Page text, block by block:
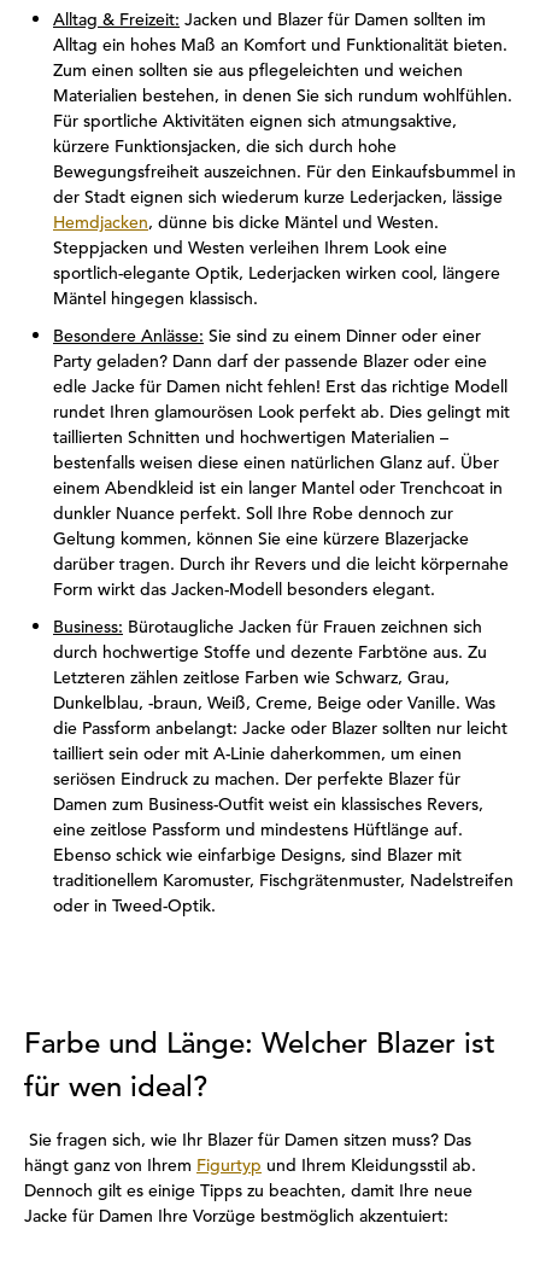
Alltag & Freizeit: Jacken und Blazer für Damen sollten im
Alltag ein hohes Maß an Komfort und Funktionalität bieten.
Zum einen sollten sie aus pflegeleichten und weichen
Materialien bestehen, in denen Sie sich rundum wohlfühlen.
Für sportliche Aktivitäten eignen sich atmungsaktive,
kürzere Funktionsjacken, die sich durch hohe
Bewegungsfreiheit auszeichnen. Für den Einkaufsbummel in
der Stadt eignen sich wiederum kurze Lederjacken, lässige
Hemdjacken, dünne bis dicke Mäntel und Westen.
Steppjacken und Westen verleihen Ihrem Look eine
sportlich-elegante Optik, Lederjacken wirken cool, längere
Mäntel hingegen klassisch.
Besondere Anlässe: Sie sind zu einem Dinner oder einer
Party geladen? Dann darf der passende Blazer oder eine
edle Jacke für Damen nicht fehlen! Erst das richtige Modell
rundet Ihren glamourösen Look perfekt ab. Dies gelingt mit
taillierten Schnitten und hochwertigen Materialien –
bestenfalls weisen diese einen natürlichen Glanz auf. Über
einem Abendkleid ist ein langer Mantel oder Trenchcoat in
dunkler Nuance perfekt. Soll Ihre Robe dennoch zur
Geltung kommen, können Sie eine kürzere Blazerjacke
darüber tragen. Durch ihr Revers und die leicht körpernahe
Form wirkt das Jacken-Modell besonders elegant.
Business: Bürotaugliche Jacken für Frauen zeichnen sich
durch hochwertige Stoffe und dezente Farbtöne aus. Zu
Letzteren zählen zeitlose Farben wie Schwarz, Grau,
Dunkelblau, -braun, Weiß, Creme, Beige oder Vanille. Was
die Passform anbelangt: Jacke oder Blazer sollten nur leicht
tailliert sein oder mit A-Linie daherkommen, um einen
seriösen Eindruck zu machen. Der perfekte Blazer für
Damen zum Business-Outfit weist ein klassisches Revers,
eine zeitlose Passform und mindestens Hüftlänge auf.
Ebenso schick wie einfarbige Designs, sind Blazer mit
traditionellem Karomuster, Fischgrätenmuster, Nadelstreifen
oder in Tweed-Optik.
Farbe und Länge: Welcher Blazer ist
für wen ideal?
Sie fragen sich, wie Ihr Blazer für Damen sitzen muss? Das
hängt ganz von Ihrem Figurtyp und Ihrem Kleidungsstil ab.
Dennoch gilt es einige Tipps zu beachten, damit Ihre neue
Jacke für Damen Ihre Vorzüge bestmöglich akzentuiert: